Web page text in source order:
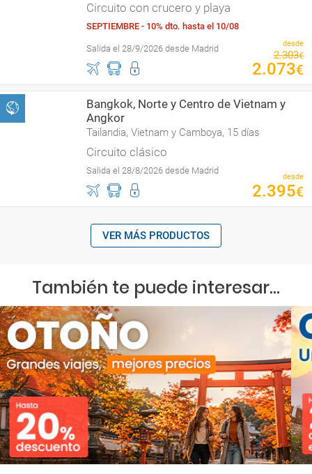
Circuito con crucero y playa
SEPTIEMBRE - 10% dto. hasta el 10/08
Salida el 28/9/2026 desde Madrid desde
2.303€
2.073€
Bangkok, Norte y Centro de Vietnam y
Angkor
Tailandia, Vietnam y Camboya, 15 días
Circuito clásico
Salida el 28/8/2026 desde Madrid
desde
2.395€
VER MÁS PRODUCTOS
También te puede interesar...